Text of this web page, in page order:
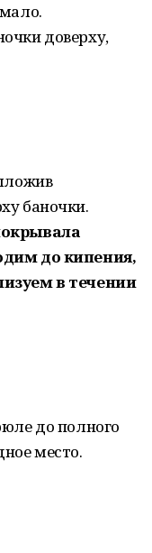
доверху,
баночки.
до кипения,
в течении
до полного
место.